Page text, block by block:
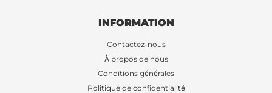
INFORMATION
Contactez-nous
À propos de nous
Conditions générales
Politique de confidentialité